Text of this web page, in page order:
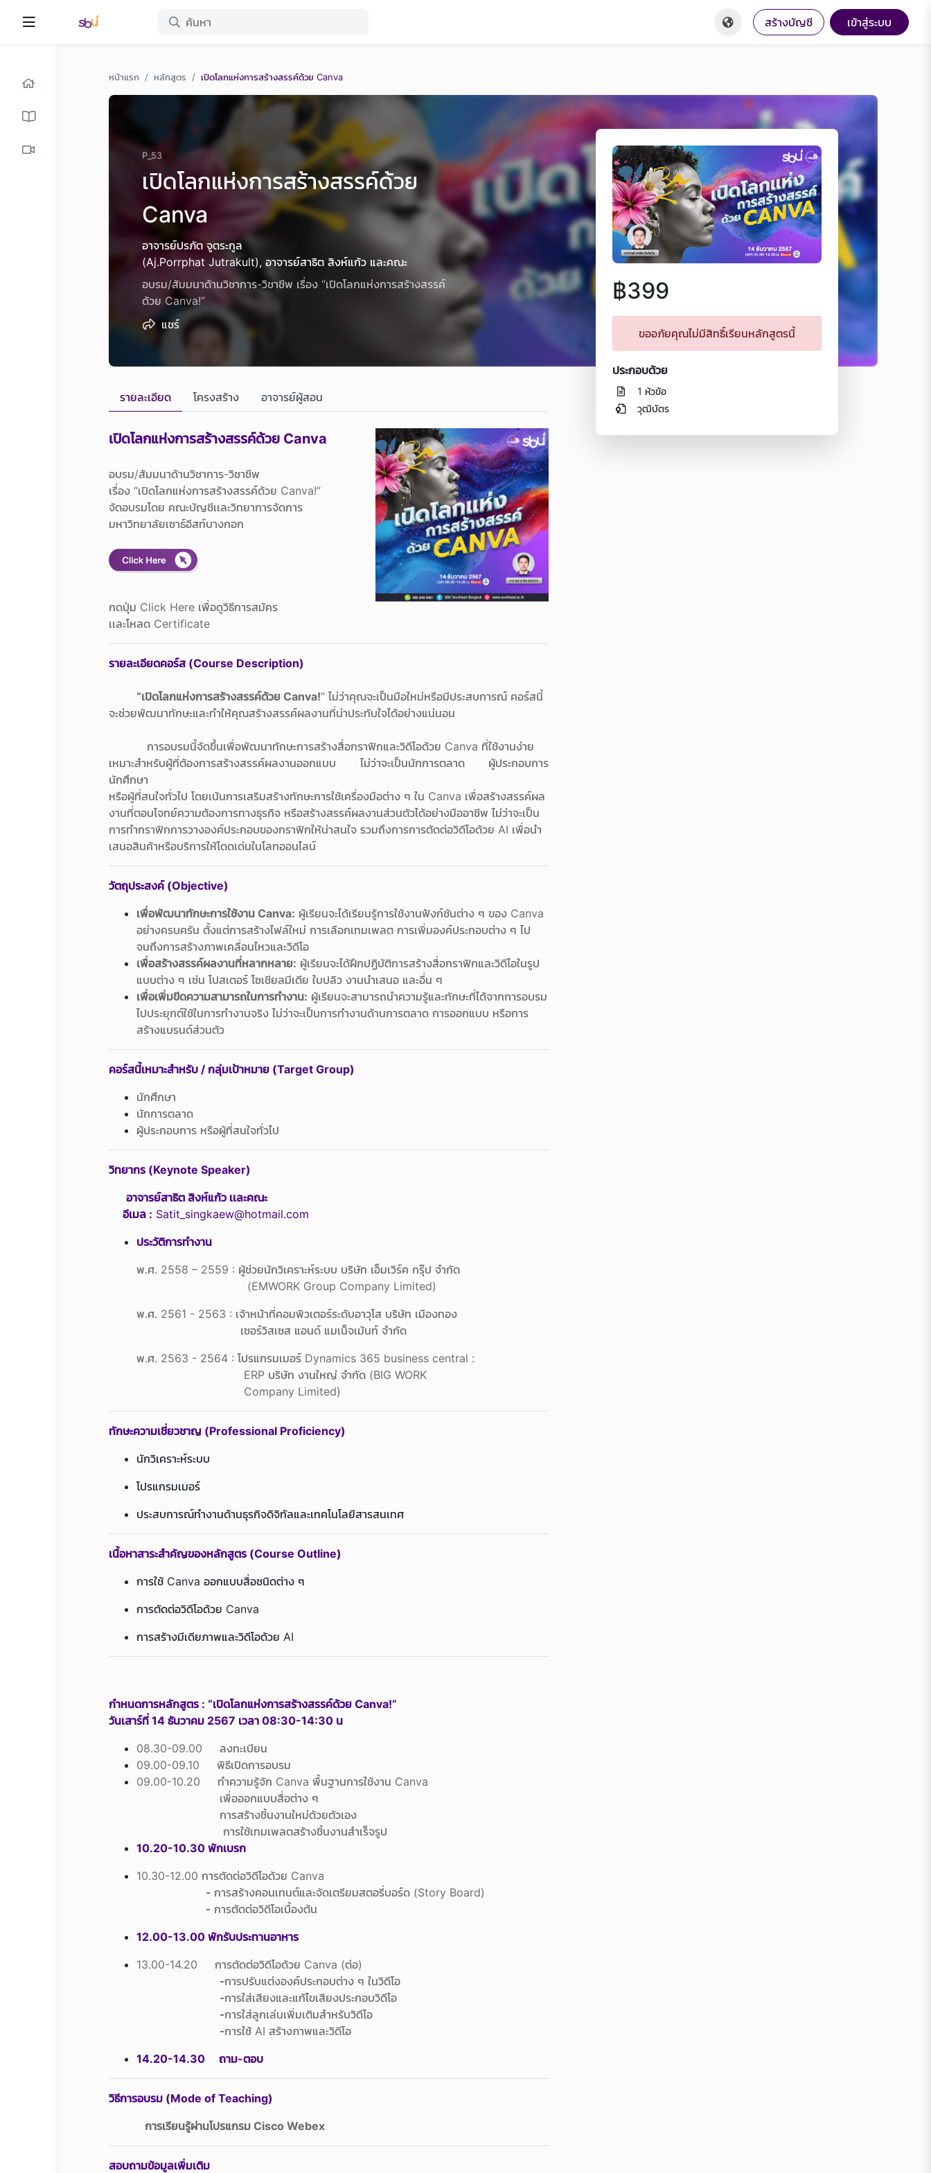
สร้างบัญชี เข้าสู่ระบบ
หน้าแรก หลักสูตร เปิดโลกแห่งการสร้างสรรค์ด้วย Canva
P_53
เปิดโลกแห่งการสร้างสรรค์ด้วย
Canva
อาจารย์ปรภัต จูตระกูล
(Aj.Porrphat Jutrakult), อาจารย์สาธิต สิงห์แก้ว และคณะ
อบรม/สัมมนาด้านวิชาการ-วิชาชีพ เรื่อง “เปิดโลกแห่งการสร้างสรรค์
ด้วย Canva!”
แชร์
รายละเอียด โครงสร้าง อาจารย์ผู้สอน
เปิดโลกแห่งการสร้างสรรค์ด้วย Canva
อบรม/สัมมนาด้านวิชาการ-วิชาชีพ
เรื่อง “เปิดโลกแห่งการสร้างสรรค์ด้วย Canva!”
จัดอบรมโดย คณะบัญชีเเละวิทยาการจัดการ
มหาวิทยาลัยเซาธ์อีสท์บางกอก
กดปุ่ม Click Here เพื่อดูวิธีการสมัคร
เเละโหลด Certificate
รายละเอียดคอร์ส (Course Description)
“เปิดโลกแห่งการสร้างสรรค์ด้วย Canva!” ไม่ว่าคุณจะเป็นมือใหม่หรือมีประสบการณ์ คอร์สนี้
จะช่วยพัฒนาทักษะและทำให้คุณสร้างสรรค์ผลงานที่น่าประทับใจได้อย่างแน่นอน
การอบรมนี้จัดขึ้นเพื่อพัฒนาทักษะการสร้างสื่อกราฟิกและวิดีโอด้วย Canva ที่ใช้งานง่าย
เหมาะสำหรับผู้ที่ต้องการสร้างสรรค์ผลงานออกแบบ ไม่ว่าจะเป็นนักการตลาด ผู้ประกอบการ
นักศึกษา
หรือผู้ที่สนใจทั่วไป โดยเน้นการเสริมสร้างทักษะการใช้เครื่องมือต่าง ๆ ใน Canva เพื่อสร้างสรรค์ผล
งานที่ตอบโจทย์ความต้องการทางธุรกิจ หรือสร้างสรรค์ผลงานส่วนตัวได้อย่างมืออาชีพ ไม่ว่าจะเป็น
การทำกราฟิกการวางองค์ประกอบของกราฟิกให้น่าสนใจ รวมถึงการการตัดต่อวิดีโอด้วย AI เพื่อนำ
เสนอสินค้าหรือบริการให้โดดเด่นในโลกออนไลน์
วัตถุประสงค์ (Objective)
เพื่อพัฒนาทักษะการใช้งาน Canva: ผู้เรียนจะได้เรียนรู้การใช้งานฟังก์ชันต่าง ๆ ของ Canva
อย่างครบครัน ตั้งแต่การสร้างไฟล์ใหม่ การเลือกเทมเพลต การเพิ่มองค์ประกอบต่าง ๆ ไป
จนถึงการสร้างภาพเคลื่อนไหวและวิดีโอ
เพื่อสร้างสรรค์ผลงานที่หลากหลาย: ผู้เรียนจะได้ฝึกปฏิบัติการสร้างสื่อกราฟิกและวิดีโอในรูป
แบบต่าง ๆ เช่น โปสเตอร์ โซเชียลมีเดีย ใบปลิว งานนำเสนอ และอื่น ๆ
เพื่อเพิ่มขีดความสามารถในการทำงาน: ผู้เรียนจะสามารถนำความรู้และทักษะที่ได้จากการอบรม
ไปประยุกต์ใช้ในการทำงานจริง ไม่ว่าจะเป็นการทำงานด้านการตลาด การออกแบบ หรือการ
สร้างแบรนด์ส่วนตัว
คอร์สนี้เหมาะสำหรับ / กลุ่มเป้าหมาย (Target Group)
นักศึกษา
นักการตลาด
ผู้ประกอบการ หรือผู้ที่สนใจทั่วไป
วิทยากร (Keynote Speaker)
อาจารย์สาธิต สิงห์แก้ว เเละคณะ
อีเมล : Satit_singkaew@hotmail.com
ประวัติการทำงาน
พ.ศ. 2558 – 2559 : ผู้ช่วยนักวิเคราะห์ระบบ บริษัท เอ็มเวิร์ค กรุ๊ป จำกัด
(EMWORK Group Company Limited)
พ.ศ. 2561 - 2563 : เจ้าหน้าที่คอมพิวเตอร์ระดับอาวุโส บริษัท เมืองทอง
เซอร์วิสเซส แอนด์ แมเน็จเม้นท์ จํากัด
พ.ศ. 2563 - 2564 : โปรแกรมเมอร์ Dynamics 365 business central :
ERP บริษัท งานใหญ่ จำกัด (BIG WORK
Company Limited)
ทักษะความเชี่ยวชาญ (Professional Proficiency)
นักวิเคราะห์ระบบ
โปรแกรมเมอร์
ประสบการณ์ทำงานด้านธุรกิจดิจิทัลและเทคโนโลยีสารสนเทศ
เนื้อหาสาระสำคัญของหลักสูตร (Course Outline)
การใช้ Canva ออกแบบสื่อชนิดต่าง ๆ
การตัดต่อวิดีโอด้วย Canva
การสร้างมีเดียภาพและวิดีโอด้วย AI
กำหนดการหลักสูตร : “เปิดโลกแห่งการสร้างสรรค์ด้วย Canva!”
วันเสาร์ที่ 14 ธันวาคม 2567 เวลา 08:30-14:30 น
08.30-09.00 ลงทะเบียน
09.00-09.10 พิธีเปิดการอบรม
09.00-10.20 ทำความรู้จัก Canva พื้นฐานการใช้งาน Canva
เพื่อออกแบบสื่อต่าง ๆ
การสร้างชิ้นงานใหม่ด้วยตัวเอง
การใช้เทมเพลตสร้างชิ้นงานสำเร็จรูป
10.20-10.30 พักเบรก
10.30-12.00 การตัดต่อวิดีโอด้วย Canva
- การสร้างคอนเทนต์และจัดเตรียมสตอรี่บอร์ด (Story Board)
- การตัดต่อวิดีโอเบื้องต้น
12.00-13.00 พักรับประทานอาหาร
13.00-14.20 การตัดต่อวิดีโอด้วย Canva (ต่อ)
-การปรับแต่งองค์ประกอบต่าง ๆ ในวิดีโอ
-การใส่เสียงและแก้ไขเสียงประกอบวิดีโอ
-การใส่ลูกเล่นเพิ่มเติมสำหรับวิดีโอ
-การใช้ AI สร้างภาพและวิดีโอ
14.20-14.30 ถาม-ตอบ
วิธีการอบรม (Mode of Teaching)
การเรียนรู้ผ่านโปรแกรม Cisco Webex
สอบถามข้อมูลเพิ่มเติม
฿399
ขออภัยคุณไม่มีสิทธิ์เรียนหลักสูตรนี้
ประกอบด้วย
1 หัวข้อ
วุฒิบัตร